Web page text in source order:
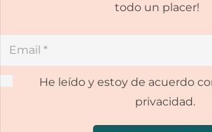
todo un placer!
He leído y estoy de acuerdo
privacidad.